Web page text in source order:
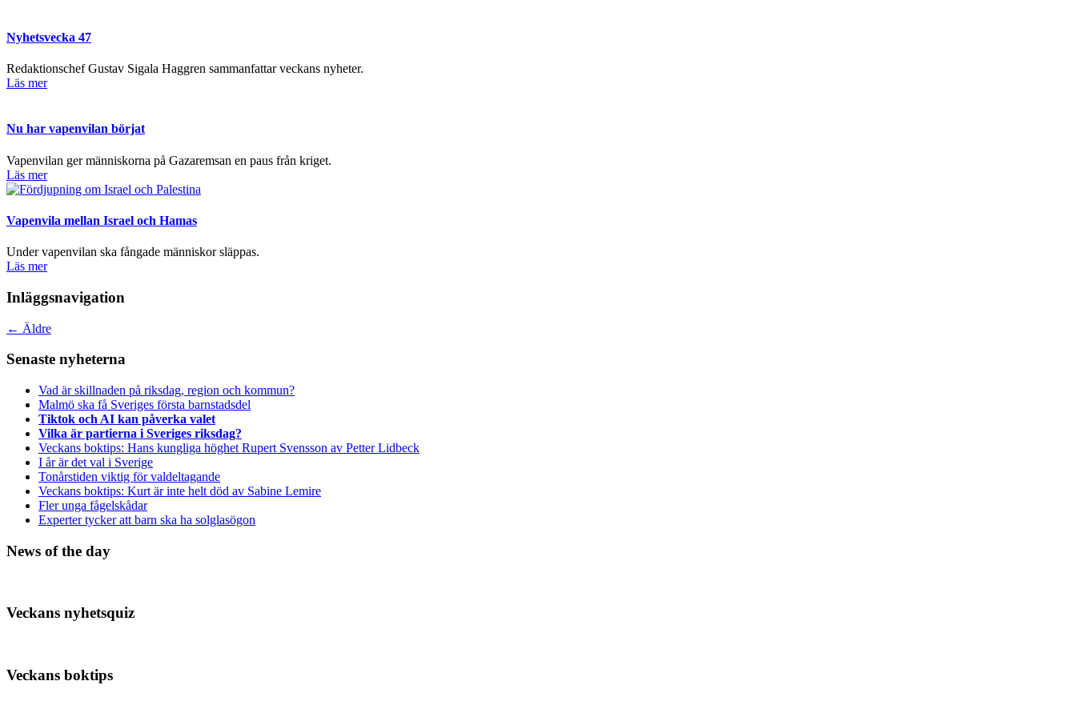
Nyhetsvecka 47
Redaktionschef Gustav Sigala Haggren sammanfattar veckans nyheter.
Läs mer
Nu har vapenvilan börjat
Vapenvilan ger människorna på Gazaremsan en paus från kriget.
Läs mer
Vapenvila mellan Israel och Hamas
Under vapenvilan ska fångade människor släppas.
Läs mer
Inläggsnavigation
← Äldre
Senaste nyheterna
Vad är skillnaden på riksdag, region och kommun?
Malmö ska få Sveriges första barnstadsdel
Tiktok och AI kan påverka valet
Vilka är partierna i Sveriges riksdag?
Veckans boktips: Hans kungliga höghet Rupert Svensson av Petter Lidbeck
I år är det val i Sverige
Tonårstiden viktig för valdeltagande
Veckans boktips: Kurt är inte helt död av Sabine Lemire
Fler unga fågelskådar
Experter tycker att barn ska ha solglasögon
News of the day
Veckans nyhetsquiz
Veckans boktips